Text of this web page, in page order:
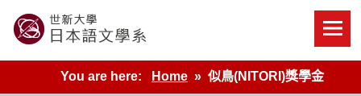
content
世新大學教學單位的網站
You are here:
Home 似鳥(NITORI)獎學金